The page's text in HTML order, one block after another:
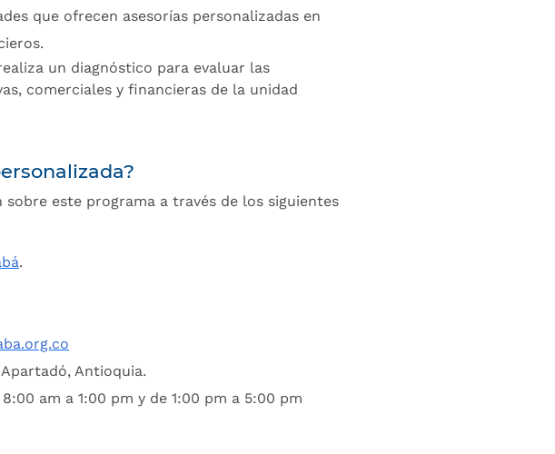
que ofrecen asesorías personalizadas en
un diagnóstico para evaluar las
comerciales y financieras de la unidad
este programa a través de los siguientes
.
Apartadó, Antioquia.
am a 1:00 pm y de 1:00 pm a 5:00 pm